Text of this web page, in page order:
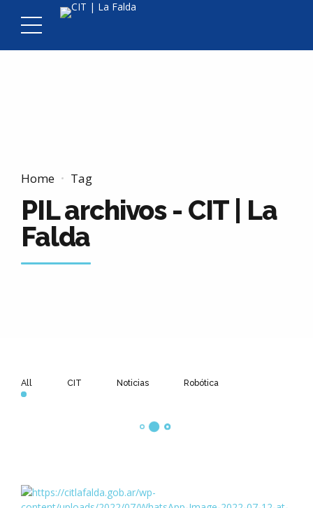
Home Tag
PIL archivos - CIT | La
Falda
All CIT Noticias Robótica